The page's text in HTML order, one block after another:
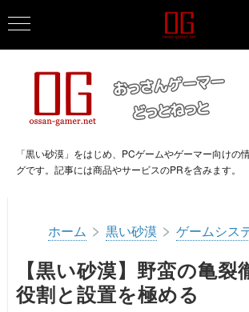
「黒い砂漠」をはじめ、PCゲームやゲーマー向けの
グです。記事には商品やサービスのPRを含みます。
ホーム > 黒い砂漠 > ゲームシス
【黒い砂漠】野蛮の亀裂
役割と設置を極める